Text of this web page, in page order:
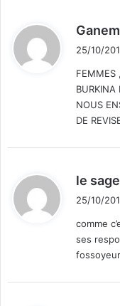
25/10/
FEMMES
BURKINA
NOUS
DE
le sage
25/10/
comme
ses